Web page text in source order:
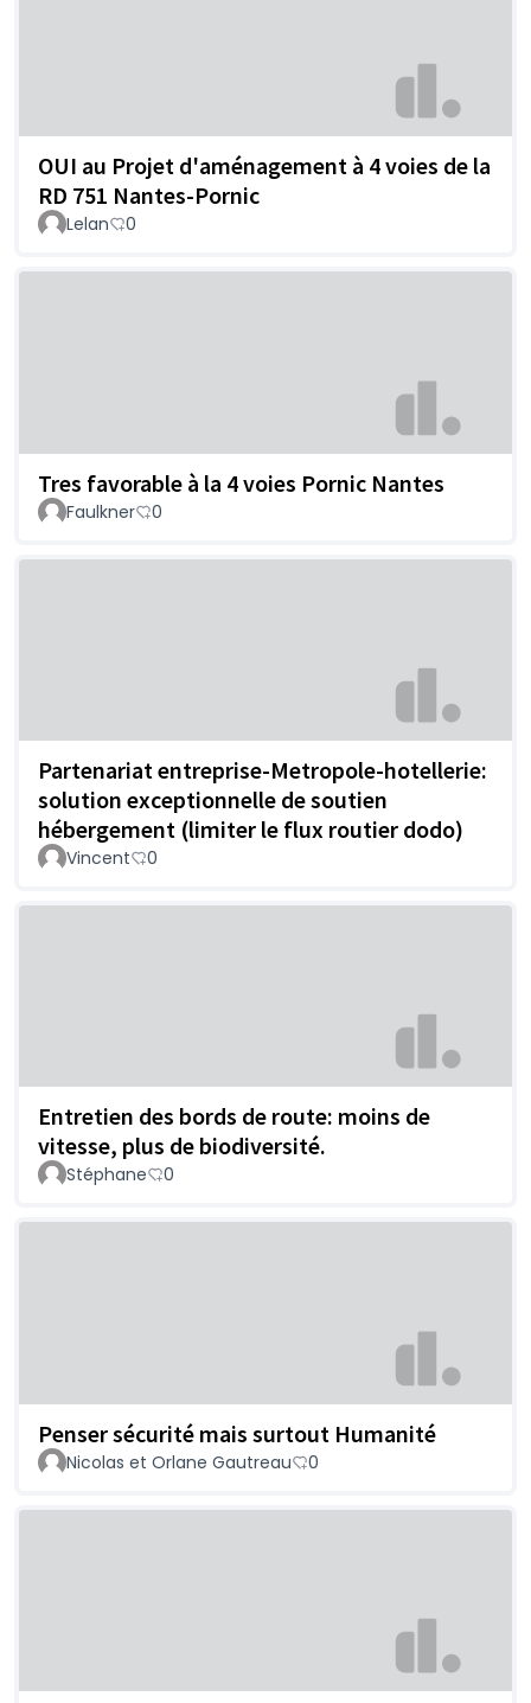
OUI au Projet d'aménagement à 4 voies de la
RD 751 Nantes-Pornic
Lelan 0
Tres favorable à la 4 voies Pornic Nantes
Faulkner 0
Partenariat entreprise-Metropole-hotellerie:
solution exceptionnelle de soutien
hébergement (limiter le flux routier dodo)
Vincent 0
Entretien des bords de route: moins de
vitesse, plus de biodiversité.
Stéphane 0
Penser sécurité mais surtout Humanité
Nicolas et Orlane Gautreau 0